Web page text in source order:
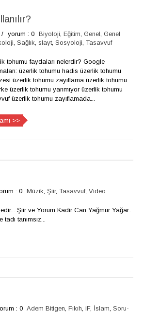
/ yorum : 0 Biyoloji Eğitim Genel Genel
Sağlık slayt, Sosyoloji Tasavvuf
tohumu faydaları nelerdir? Google
üzerlik tohumu hadis üzerlik tohumu
üzerlik tohumu zayıflama üzerlik tohumu
üzerlik tohumu yanmıyor üzerlik tohumu
üzerlik tohumu zayıflamada...
>>
: 0 Müzik Şiir, Tasavvuf, Video
Şiir ve Yorum Kadir Can Yağmur Yağar..
tanımsız...
: 0 Adem Bitigen Fıkıh iF, İslam Soru-